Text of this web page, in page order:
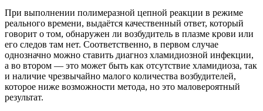
При выполнении полимеразной цепной реакции в режиме
реального времени, выдаётся качественный ответ, который
говорит о том, обнаружен ли возбудитель в плазме крови или
его следов там нет. Соответственно, в первом случае
однозначно можно ставить диагноз хламидиозной инфекции,
а во втором — это может быть как отсутствие хламидиоза, так
и наличие чрезвычайно малого количества возбудителей,
которое ниже возможности метода, но это маловероятный
результат.